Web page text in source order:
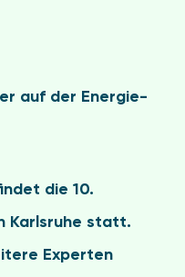
auf der Energie-
die 10.
Karlsruhe statt.
Experten